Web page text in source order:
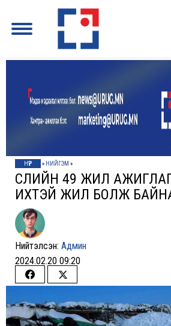
НҮҮР » НИЙГЭМ »
СҮҮЛИЙН 49 ЖИЛ
ИХТЭЙ ЖИЛ БОЛЖ
Нийтэлсэн: Админ
2024.02.20 09:20
Share
on
Facebook
Share
on
Twitter